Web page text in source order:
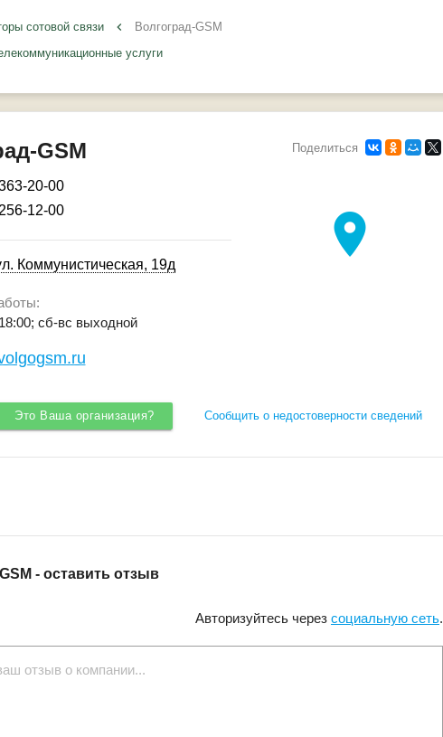
сотовой связи keyboard_arrow_left
Волгоград-GSM
услуги
Поделиться
GSM
20-00
12-00
Коммунистическая, 19д
сб-вс выходной
location_on
Это Ваша организация? Сообщить о недостоверности сведений
- оставить отзыв
Авторизуйтесь через социальную сеть.